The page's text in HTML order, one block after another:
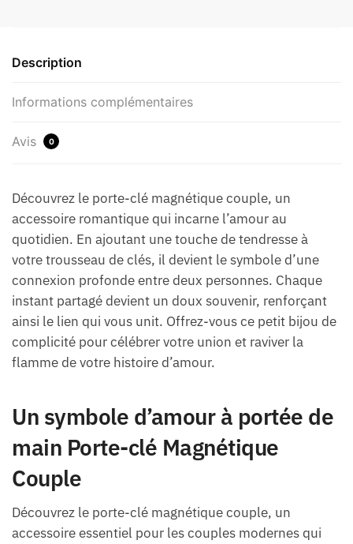
Description
Informations complémentaires
Avis 0
Découvrez le porte-clé magnétique couple, un
accessoire romantique qui incarne l’amour au
quotidien. En ajoutant une touche de tendresse à
votre trousseau de clés, il devient le symbole d’une
connexion profonde entre deux personnes. Chaque
instant partagé devient un doux souvenir, renforçant
ainsi le lien qui vous unit. Offrez-vous ce petit bijou de
complicité pour célébrer votre union et raviver la
flamme de votre histoire d’amour.
Un symbole d’amour à portée de
main Porte-clé Magnétique
Couple
Découvrez le porte-clé magnétique couple, un
accessoire essentiel pour les couples modernes qui